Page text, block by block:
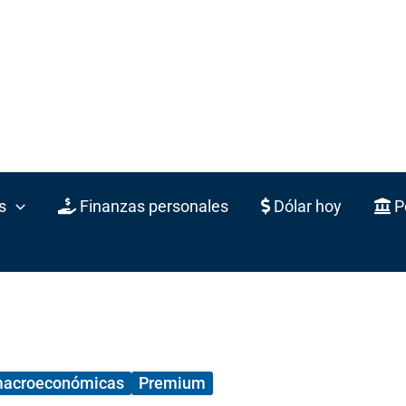
Finanzas personales Dólar hoy
Premium